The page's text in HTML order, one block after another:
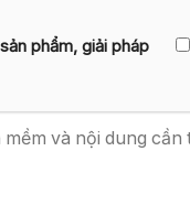
phẩm, giải pháp